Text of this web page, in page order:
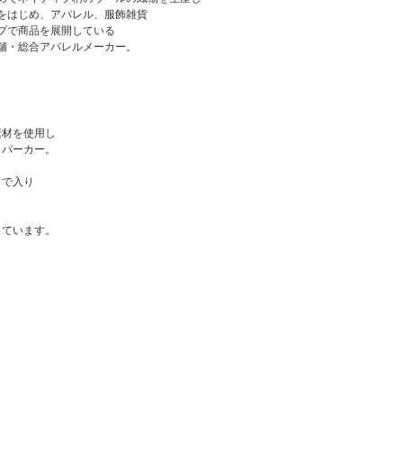
はじめ、アパレル、服飾雑貨
で商品を展開している
総合アパレルメーカー。
を使用し
ーカー。
入り
います。